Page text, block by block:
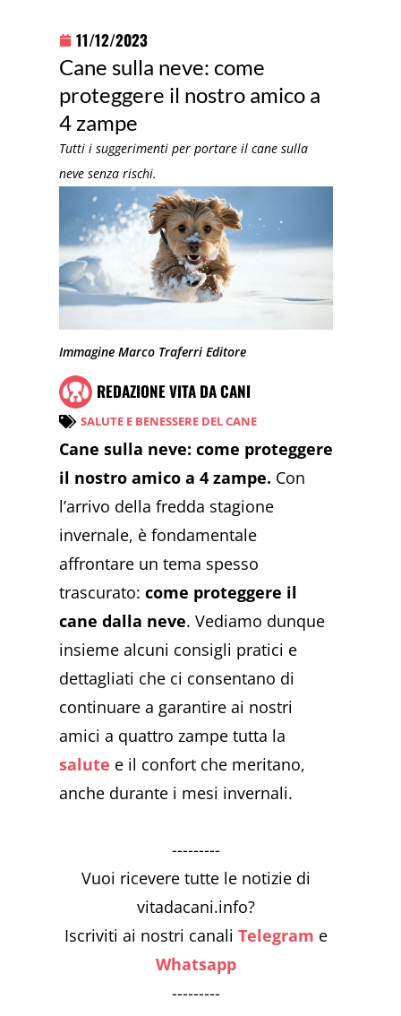
11/12/2023
Cane sulla neve: come
proteggere il nostro amico a
4 zampe
Tutti i suggerimenti per portare il cane sulla
neve senza rischi.
Immagine Marco Traferri Editore
REDAZIONE VITA DA CANI
SALUTE E BENESSERE DEL CANE
Cane sulla neve: come proteggere
il nostro amico a 4 zampe. Con
l’arrivo della fredda stagione
invernale, è fondamentale
affrontare un tema spesso
trascurato:come proteggere il
cane dalla neve. Vediamo dunque
insieme alcuni consigli pratici e
dettagliati che ci consentano di
continuare a garantire ai nostri
amici a quattro zampe tutta la
salute e il confort che meritano,
anche durante i mesi invernali.
---------
Vuoi ricevere tutte le notizie di
vitadacani.info?
Iscriviti ai nostri canaliTelegram e
Whatsapp
---------